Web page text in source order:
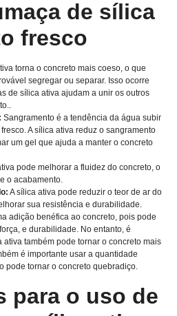
de sílica
fresco
torna o concreto mais coeso, o que
segregar ou separar. Isso ocorre
de sílica ativa ajudam a unir os outros
Sangramento é a tendência da água subir
A sílica ativa reduz o sangramento
um gel que ajuda a manter o concreto
pode melhorar a fluidez do concreto, o
o acabamento.
A sílica ativa pode reduzir o teor de ar do
sua resistência e durabilidade.
adição benéfica ao concreto, pois pode
e durabilidade. No entanto, é
também pode tornar o concreto mais
é importante usar a quantidade
pode tornar o concreto quebradiço.
para o uso de